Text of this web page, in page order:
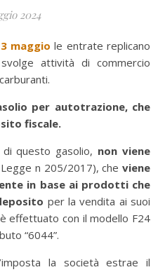
2024
maggio le entrate replicano
attività di commercio
per autotrazione, che
fiscale.
questo gasolio, non viene
n 205/2017), cheviene
in base ai prodotti che
per la vendita ai suoi
effettuato con il modello F24
“6044”.
la società estrae il